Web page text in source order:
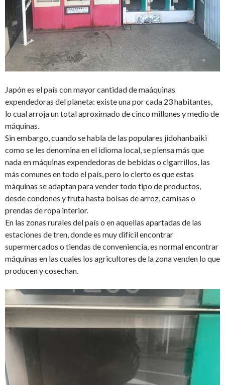
Japón es el país con mayor cantidad de maáquinas
expendedoras del planeta: existe una por cada 23 habitantes,
lo cual arroja un total aproximado de cinco millones y medio de
máquinas.
Sin embargo, cuando se habla de las populares jidohanbaiki
como se les denomina en el idioma local, se piensa más que
nada en máquinas expendedoras de bebidas o cigarrillos, las
más comunes en todo el país, pero lo cierto es que estas
máquinas se adaptan para vender todo tipo de productos,
desde condones y fruta hasta bolsas de arroz, camisas o
prendas de ropa interior.
En las zonas rurales del país o en aquellas apartadas de las
estaciones de tren, donde es muy difícil encontrar
supermercados o tiendas de conveniencia, es normal encontrar
máquinas en las cuales los agricultores de la zona venden lo que
producen y cosechan.